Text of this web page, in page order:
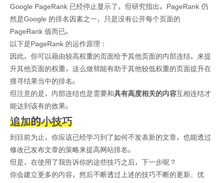
Google PageRank 已经停止显示了，但研究指出，PageRank 仍
然是Google 的排名因素之一，只是没有公开每个页面的
PageRank 值而已。
以下是PageRank 的运作原理：
因此，你可以藉由较高权重的页面给予其他页面的内部连结，来提
升其他页面的权重，这么做就能有助于其他较低权重的页面提升在
搜寻结果当中的排名。
但注意的是，内部连结也是需要和具有高度相关的内容互相连结才
能达到该有的效果。
追加的小技巧
到目前为止，你应该已经学习到了如何不发表新的文章，也能透过
修改已发布文章的策略来提高网站排名。
但是，在使用了我告诉你的这些技巧之后，下一步呢？
你会建立更多的内容，然后不断透过上述的技巧不断的更新、优